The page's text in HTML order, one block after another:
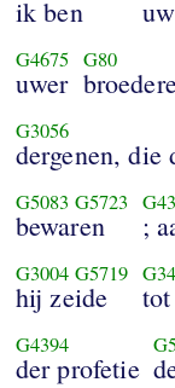
ik ben uw
G4675
uwer
G80
G3056
dergenen, die
G5083 G5723
bewaren ;
G3004 G5719
hij zeide
G4394
der profetie